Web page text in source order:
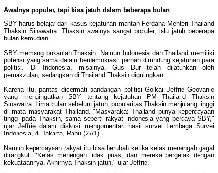
Awalnya populer, tapi bisa jatuh dalam beberapa bulan
SBY harus belajar dari kasus kejatuhan mantan Perdana Menteri Thailand
Thaksin Sinawatra. Thaksin awalnya sangat populer, lalu jatuh beberapa
bulan kemudian.
SBY memang bukanlah Thaksin. Namun Indonesia dan Thailand memiliki
potensi yang sama dalam berdemokrasi: pernah dirundung kejatuhan para
politisi. Di Indonesia, misalnya, Gus Dur telah dijatuhkan oleh
pemakzulan, sedangkan di Thailand Thaksin digulingkan.
Karena itu, pantas dicermati pandangan politisi Golkar Jeffrie Geovanie
yang mengingatkan SBY tentang kejatuhan PM Thailand Thaksin
Sinawatra. Lima bulan sebelum jatuh, popularitas Thaksin menjulang tinggi
di mata masyarakat Thailand. "Masyarakat Thailand punya kepercayaan
tinggi pada Thaksin, sama seperti rakyat Indonesia yang percaya SBY,"
ujar Jeffrie dalam diskusi mengomentari hasil survei Lembaga Survei
Indonesia, di Jakarta, Rabu (27/1).
Namun kepercayaan rakyat itu bisa berubah ketika kelas menengah gagal
dirangkul. "Kelas menengah tidak puas, dan mereka bergerak dengan
kekuataannya. Akhirnya Thaksin jatuh," ujar Jeffrie.